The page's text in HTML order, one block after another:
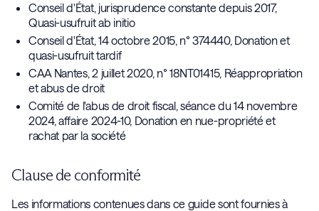
Conseil d'État, jurisprudence constante depuis 2017,
Quasi-usufruit ab initio
Conseil d'État, 14 octobre 2015, n° 374440, Donation et
quasi-usufruit tardif
CAA Nantes, 2 juillet 2020, n° 18NT01415, Réappropriation
et abus de droit
Comité de l'abus de droit fiscal, séance du 14 novembre
2024, affaire 2024-10, Donation en nue-propriété et
rachat par la société
Clause de conformité
Les informations contenues dans ce guide sont fournies à